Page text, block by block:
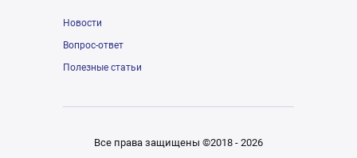
Новости
Вопрос-ответ
Полезные статьи
Все права защищены ©2018 - 2026